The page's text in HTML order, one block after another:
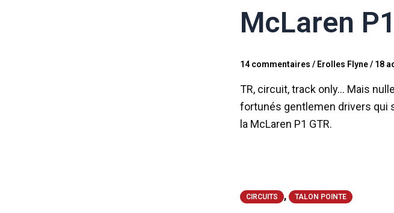
McLaren
14 commentaires / Erolles Flyne/ 18
TR, circuit, track only… Mais
fortunés gentlemen drivers qui
la McLaren P1 GTR.
CIRCUITS , TALON POINTE